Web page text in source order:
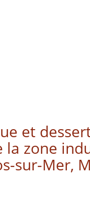
et
la zone
sur-Mer,